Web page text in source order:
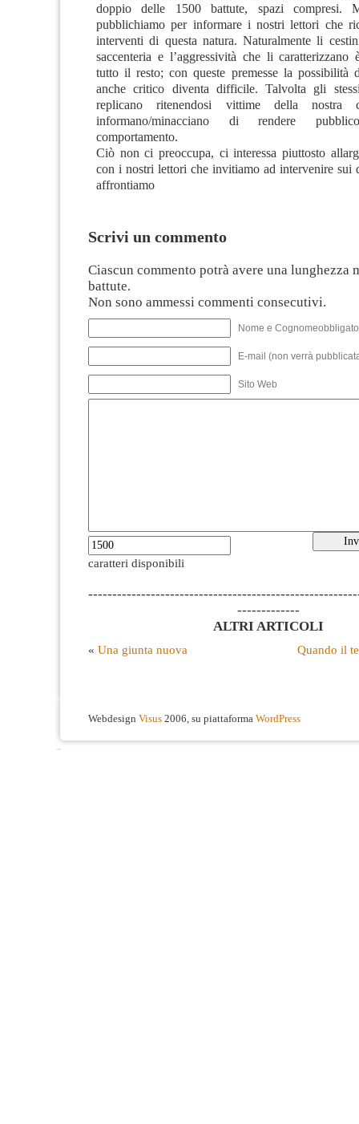
doppio delle 1500 battute, spazi compresi.
pubblichiamo per informare i nostri lettori che
interventi di questa natura. Naturalmente li
saccenteria e l’aggressività che li caratterizzano
tutto il resto; con queste premesse la possibilità
anche critico diventa difficile. Talvolta gli
replicano ritenendosi vittime della nostra
informano/minacciano di rendere
comportamento.
Ciò non ci preoccupa, ci interessa piuttosto
con i nostri lettori che invitiamo ad intervenire sui
affrontiamo
Scrivi un commento
Ciascun commento potrà avere una lunghezza
battute.
Non sono ammessi commenti consecutivi.
Nome e
E-mail (non verrà
Sito Web
caratteri disponibili
-------------
ALTRI ARTICOLI
« Una giunta nuova Quando il
Webdesign Visus 2006, su piattaforma WordPress